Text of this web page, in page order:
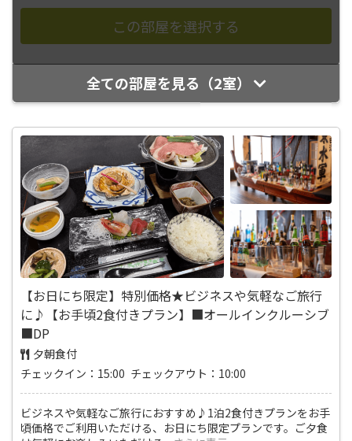
全ての部屋を見る（2室）
【お日にち限定】特別価格★ビジネスや気軽なご旅行
に♪【お手頃2食付きプラン】■オールインクルーシブ
■DP
夕朝食付
チェックイン：15:00 チェックアウト：10:00
ビジネスや気軽なご旅行におすすめ♪1泊2食付きプランをお手
頃価格でご利用いただける、お日にち限定プランです。ご夕食